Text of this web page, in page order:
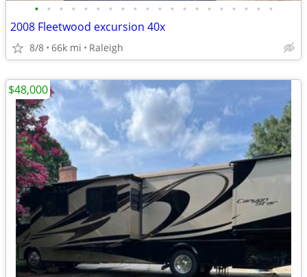
• • • • • • • • • • • • • • • • • • • •
2008 Fleetwood excursion 40x
8/8 66k mi Raleigh
$48,000